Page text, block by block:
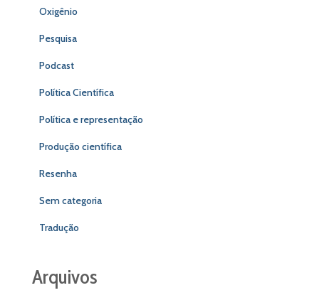
Oxigênio
Pesquisa
Podcast
Política Científica
Política e representação
Produção científica
Resenha
Sem categoria
Tradução
Arquivos